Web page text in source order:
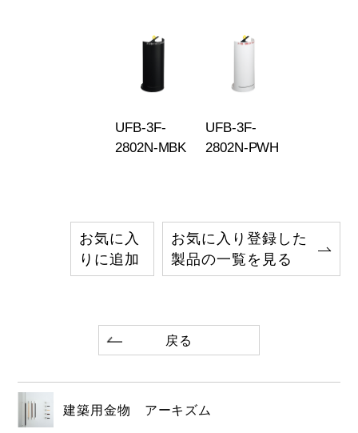
UFB-3F-
2802N-MBK
UFB-3F-
2802N-PWH
お気に入
りに追加
お気に入り登録した
製品の一覧を見る
戻る
建築用金物 アーキズム